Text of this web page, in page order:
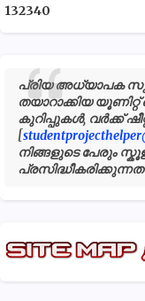
132340
പ്രിയ അധ്യാപക
തയാറാക്കിയ
കുറിപ്പുകൾ, വർക്ക്
[
നിങ്ങളുടെ പേരും